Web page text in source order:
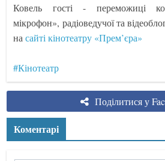
Ковель гості - переможиці
мікрофон», радіоведучої та
насайті кінотеатру «Прем’єра»
#Кінотеатр
Поділитися у
Коментарі